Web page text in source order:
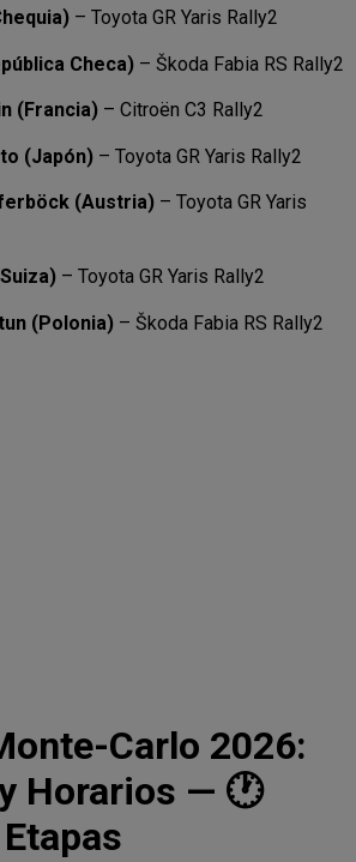
– Toyota GR Yaris Rally2
Checa) – Škoda Fabia RS Rally2
(Francia) – Citroën C3 Rally2
(Japón) – Toyota GR Yaris Rally2
(Austria) – Toyota GR Yaris
– Toyota GR Yaris Rally2
(Polonia) – Škoda Fabia RS Rally2
Carlo 2026:
Horarios — 🕐